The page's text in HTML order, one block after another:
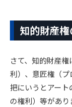
知的財産
さて、知的財産
利）、意匠権（
把にいうとアー
の権利）等があ